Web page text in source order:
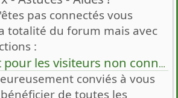
pas connectés vous
totalité du forum mais avec
:
cf le règlement pour les visiteurs non connectés
conviés à vous
de toutes les